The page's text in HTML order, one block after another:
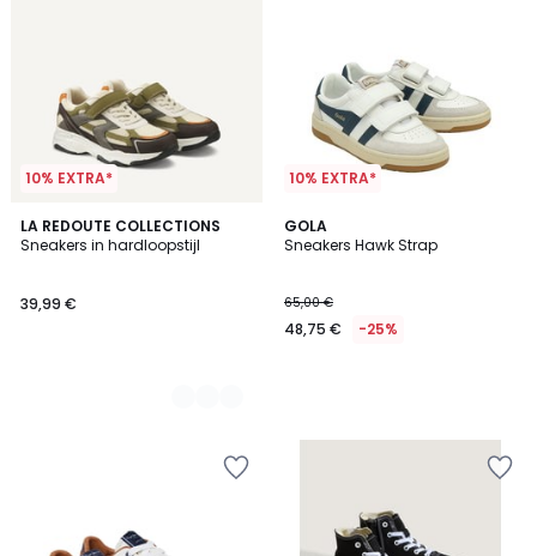
10% EXTRA*
LA REDOUTE COLLECTIONS
Sneakers in hardloopstijl
39,99 €
2
Kleuren
10% EXTRA*
GOLA
Sneakers Hawk Strap
65,00 €
48,75 € -25%